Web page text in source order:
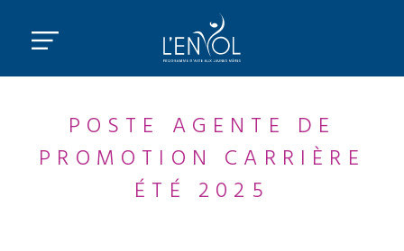
POSTE AGENTE DE
PROMOTION CARRIÈRE
ÉTÉ 2025